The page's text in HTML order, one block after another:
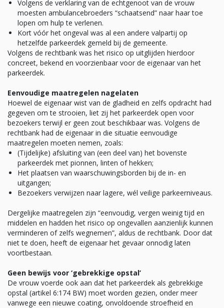
Volgens de verklaring van de echtgenoot van de vrouw
moesten ambulancebroeders “schaatsend” naar haar toe
lopen om hulp te verlenen.
Kort vóór het ongeval was al een andere valpartij op
hetzelfde parkeerdek gemeld bij de gemeente.
Volgens de rechtbank was het risico op uitglijden hierdoor
concreet, bekend en voorzienbaar voor de eigenaar van het
parkeerdek.
Eenvoudige maatregelen nagelaten
Hoewel de eigenaar wist van de gladheid en zelfs opdracht had
gegeven om te strooien, liet zij het parkeerdek open voor
bezoekers terwijl er geen zout beschikbaar was. Volgens de
rechtbank had de eigenaar in die situatie eenvoudige
maatregelen moeten nemen, zoals:
(Tijdelijke) afsluiting van (een deel van) het bovenste
parkeerdek met pionnen, linten of hekken;
Het plaatsen van waarschuwingsborden bij de in- en
uitgangen;
Bezoekers verwijzen naar lagere, wél veilige parkeerniveaus.
Dergelijke maatregelen zijn “eenvoudig, vergen weinig tijd en
middelen en hadden het risico op ongevallen aanzienlijk kunnen
verminderen of zelfs wegnemen”, aldus de rechtbank. Door dat
niet te doen, heeft de eigenaar het gevaar onnodig laten
voortbestaan.
Geen bewijs voor ‘gebrekkige opstal’
De vrouw voerde ook aan dat het parkeerdek als gebrekkige
opstal (artikel 6:174 BW) moet worden gezien, onder meer
vanwege een nieuwe coating, onvoldoende stroefheid en